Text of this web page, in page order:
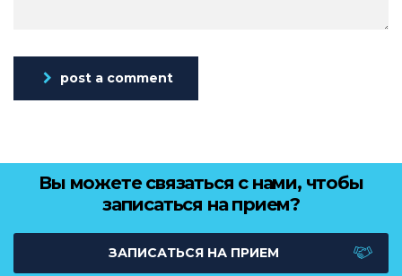
post a comment
Вы можете связаться с нами, чтобы
записаться на прием?
ЗАПИСАТЬСЯ НА ПРИЕМ